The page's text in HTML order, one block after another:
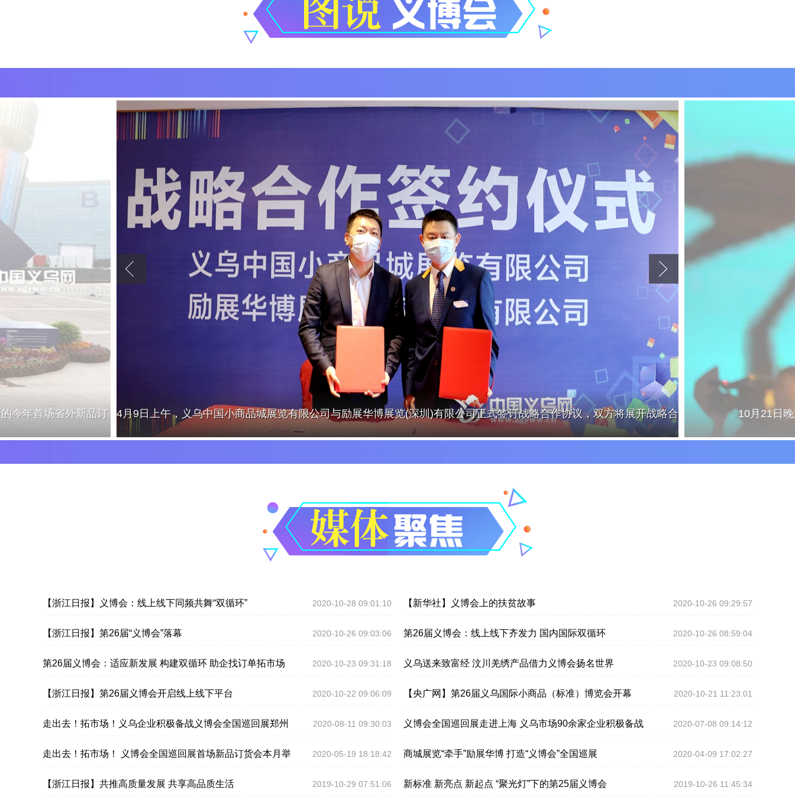
10月21日
今年首场省外新品订 4月9日上午，义乌中国小商品城展览有限公司与励展华博展览(深圳)有限公司正式签订战略合作协议，双方将展开战略合
作。
【浙江日报】义博会：线上线下同频共舞“双循环” 2020-10-28 09:01:10 【新华社】义博会上的扶贫故事 2020-10-26 09:29:57
【浙江日报】第26届“义博会”落幕 2020-10-26 09:03:06 第26届义博会：线上线下齐发力 国内国际双循环 2020-10-26 08:59:04
第26届义博会：适应新发展 构建双循环 助企找订单拓市场 2020-10-23 09:31:18 义乌送来致富经 汶川羌绣产品借力义博会扬名世界 2020-10-23 09:08:50
【浙江日报】第26届义博会开启线上线下平台 2020-10-22 09:06:09 【央广网】第26届义乌国际小商品（标准）博览会开幕 2020-10-21 11:23:01
走出去！拓市场！义乌企业积极备战义博会全国巡回展郑州
站
2020-08-11 09:30:03 义博会全国巡回展走进上海 义乌市场90余家企业积极备战 2020-07-08 09:14:12
走出去！拓市场！ 义博会全国巡回展首场新品订货会本月举
行
2020-05-19 18:18:42 商城展览“牵手”励展华博 打造“义博会”全国巡展 2020-04-09 17:02:27
【浙江日报】共推高质量发展 共享高品质生活 2019-10-29 07:51:06 新标准 新亮点 新起点 “聚光灯”下的第25届义博会 2019-10-26 11:45:34